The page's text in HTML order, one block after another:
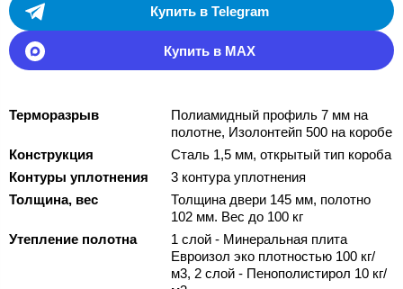
Купить в Telegram
Купить в MAX
Терморазрыв
Полиамидный профиль 7 мм на
полотне, Изолонтейп 500 на коробе
Конструкция
Сталь 1,5 мм, открытый тип короба
Контуры уплотнения
3 контура уплотнения
Толщина, вес
Толщина двери 145 мм, полотно
102 мм. Вес до 100 кг
Утепление полотна
1 слой - Минеральная плита
Евроизол эко плотностью 100 кг/
м3, 2 слой - Пенополистирол 10 кг/